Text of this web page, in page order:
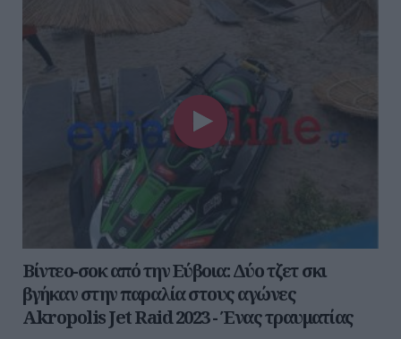
Βίντεο-σοκ από την Εύβοια: Δύο τζετ σκι
βγήκαν στην παραλία στους αγώνες
Akropolis Jet Raid 2023 - Ένας τραυματίας